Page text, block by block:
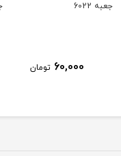
جعبه 6019
35,000 تومان